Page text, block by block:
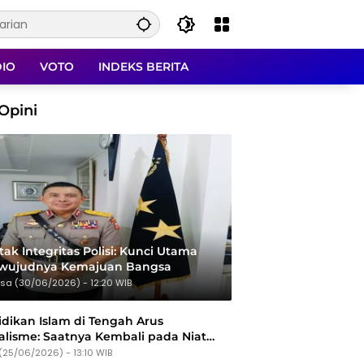
VOTO INDEKS BERITA
Integritas Polisi: Kunci Utama
Kemajuan Bangsa
(30/06/2026) - 12:20 WIB
Islam di Tengah Arus
Saatnya Kembali pada Niat
06/2026) - 13:10 WIB